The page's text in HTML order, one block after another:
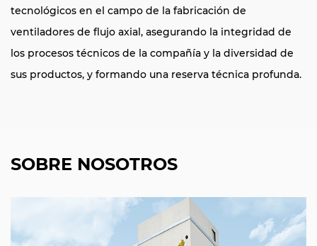
tecnológicos en el campo de la fabricación de
ventiladores de flujo axial, asegurando la integridad de
los procesos técnicos de la compañía y la diversidad de
sus productos, y formando una reserva técnica profunda.
SOBRE NOSOTROS